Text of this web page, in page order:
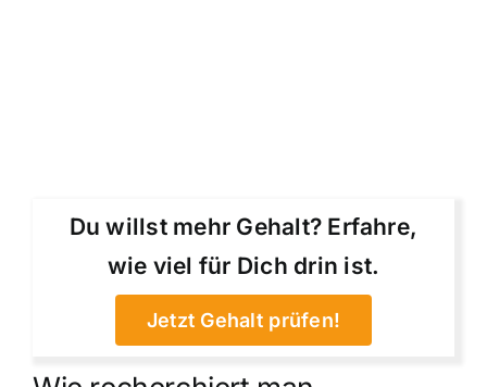
Du willst mehr Gehalt? Erfahre,
wie viel für Dich drin ist.
Jetzt Gehalt prüfen!